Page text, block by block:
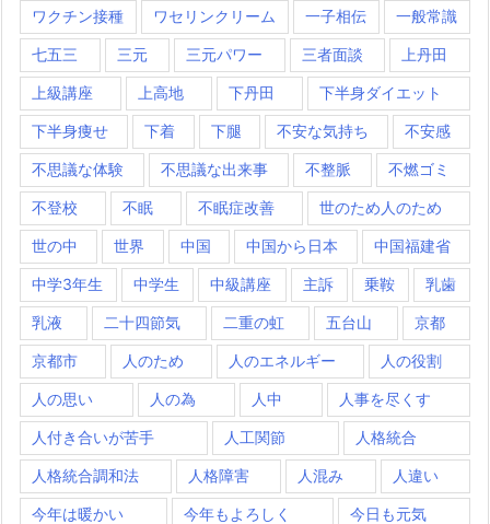
ワクチン接種 ワセリンクリーム 一子相伝 一般常識
七五三 三元 三元パワー 三者面談 上丹田
上級講座 上高地 下丹田 下半身ダイエット
下半身痩せ 下着 下腿 不安な気持ち 不安感
不思議な体験 不思議な出来事 不整脈 不燃ゴミ
不登校 不眠 不眠症改善 世のため人のため
世の中 世界 中国 中国から日本 中国福建省
中学3年生 中学生 中級講座 主訴 乗鞍 乳歯
乳液 二十四節気 二重の虹 五台山 京都
京都市 人のため 人のエネルギー 人の役割
人の思い 人の為 人中 人事を尽くす
人付き合いが苦手 人工関節 人格統合
人格統合調和法 人格障害 人混み 人違い
今年は暖かい 今年もよろしく 今日も元気